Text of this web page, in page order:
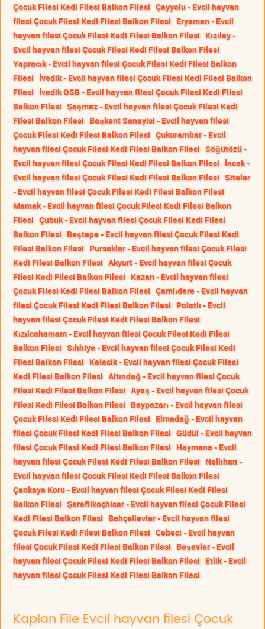
Çocuk Filesi Kedi Filesi Balkon Filesi Çayyolu - Evcil hayvan
filesi Çocuk Filesi Kedi Filesi Balkon Filesi Eryaman - Evcil
hayvan filesi Çocuk Filesi Kedi Filesi Balkon Filesi Kızılay -
Evcil hayvan filesi Çocuk Filesi Kedi Filesi Balkon Filesi
Yapracık - Evcil hayvan filesi Çocuk Filesi Kedi Filesi Balkon
Filesi İvedik - Evcil hayvan filesi Çocuk Filesi Kedi Filesi Balkon
Filesi İvedik OSB - Evcil hayvan filesi Çocuk Filesi Kedi Filesi
Balkon Filesi Şaşmaz - Evcil hayvan filesi Çocuk Filesi Kedi
Filesi Balkon Filesi Başkent Sanayisi - Evcil hayvan filesi
Çocuk Filesi Kedi Filesi Balkon Filesi Çukurambar - Evcil
hayvan filesi Çocuk Filesi Kedi Filesi Balkon Filesi Söğütözü -
Evcil hayvan filesi Çocuk Filesi Kedi Filesi Balkon Filesi İncek -
Evcil hayvan filesi Çocuk Filesi Kedi Filesi Balkon Filesi Siteler
- Evcil hayvan filesi Çocuk Filesi Kedi Filesi Balkon Filesi
Mamak - Evcil hayvan filesi Çocuk Filesi Kedi Filesi Balkon
Filesi Çubuk - Evcil hayvan filesi Çocuk Filesi Kedi Filesi
Balkon Filesi Beştepe - Evcil hayvan filesi Çocuk Filesi Kedi
Filesi Balkon Filesi Pursaklar - Evcil hayvan filesi Çocuk Filesi
Kedi Filesi Balkon Filesi Akyurt - Evcil hayvan filesi Çocuk
Filesi Kedi Filesi Balkon Filesi Kazan - Evcil hayvan filesi
Çocuk Filesi Kedi Filesi Balkon Filesi Çamlıdere - Evcil hayvan
filesi Çocuk Filesi Kedi Filesi Balkon Filesi Polatlı - Evcil
hayvan filesi Çocuk Filesi Kedi Filesi Balkon Filesi
Kızılcahamam - Evcil hayvan filesi Çocuk Filesi Kedi Filesi
Balkon Filesi Sıhhiye - Evcil hayvan filesi Çocuk Filesi Kedi
Filesi Balkon Filesi Kalecik - Evcil hayvan filesi Çocuk Filesi
Kedi Filesi Balkon Filesi Altındağ - Evcil hayvan filesi Çocuk
Filesi Kedi Filesi Balkon Filesi Ayaş - Evcil hayvan filesi Çocuk
Filesi Kedi Filesi Balkon Filesi Baypazarı - Evcil hayvan filesi
Çocuk Filesi Kedi Filesi Balkon Filesi Elmadağ - Evcil hayvan
filesi Çocuk Filesi Kedi Filesi Balkon Filesi Güdül - Evcil hayvan
filesi Çocuk Filesi Kedi Filesi Balkon Filesi Haymana - Evcil
hayvan filesi Çocuk Filesi Kedi Filesi Balkon Filesi Nallıhan -
Evcil hayvan filesi Çocuk Filesi Kedi Filesi Balkon Filesi
Çankaya Koru - Evcil hayvan filesi Çocuk Filesi Kedi Filesi
Balkon Filesi Şereflikoçhisar - Evcil hayvan filesi Çocuk Filesi
Kedi Filesi Balkon Filesi Bahçelievler - Evcil hayvan filesi
Çocuk Filesi Kedi Filesi Balkon Filesi Cebeci - Evcil hayvan
filesi Çocuk Filesi Kedi Filesi Balkon Filesi Beşevler - Evcil
hayvan filesi Çocuk Filesi Kedi Filesi Balkon Filesi Etlik - Evcil
hayvan filesi Çocuk Filesi Kedi Filesi Balkon Filesi
Kaplan File Evcil hayvan filesi Çocuk